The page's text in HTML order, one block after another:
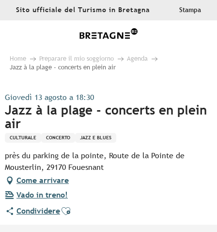
AllerSito ufficiale del Turismo in Bretagna Stampa
Home Preparare il mio soggiorno
Agenda
Jazz à la plage - concerts en plein air
Giovedì 13 agosto a 18:30
Jazz à la plage - concerts en plein
air
CULTURALE CONCERTO JAZZ E BLUES
près du parking de la pointe, Route de la Pointe de
Mousterlin, 29170 Fouesnant
Come arrivare
Vado in treno!
CondividereAjouter aux favoris